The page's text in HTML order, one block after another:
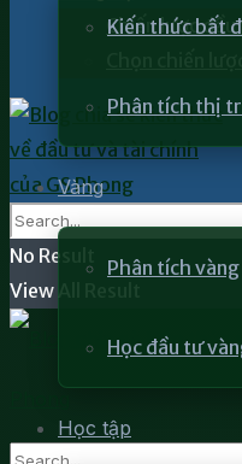
Kiến thức bất
Phân tích thị
Vàng
Phân tích vàng
Học đầu tư
Học tập
Chiến lược đầu
No Result
View All Result